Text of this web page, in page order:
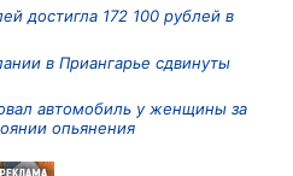
достигла 172 100 рублей в
в Приангарье сдвинуты
автомобиль у женщины за
опьянения